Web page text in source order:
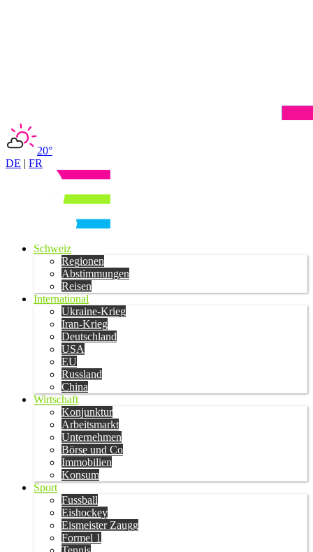
20°
DE | FR
Schweiz
Regionen
Abstimmungen
Reisen
International
Ukraine-Krieg
Iran-Krieg
Deutschland
USA
EU
Russland
China
Wirtschaft
Konjunktur
Arbeitsmarkt
Unternehmen
Börse und Co
Immobilien
Konsum
Sport
Fussball
Eishockey
Eismeister Zaugg
Formel 1